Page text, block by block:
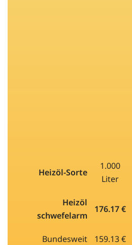
Heizöl-Sorte
1.000
Liter
Heizöl
schwefelarm
176.17 €
Bundesweit 159.13 €